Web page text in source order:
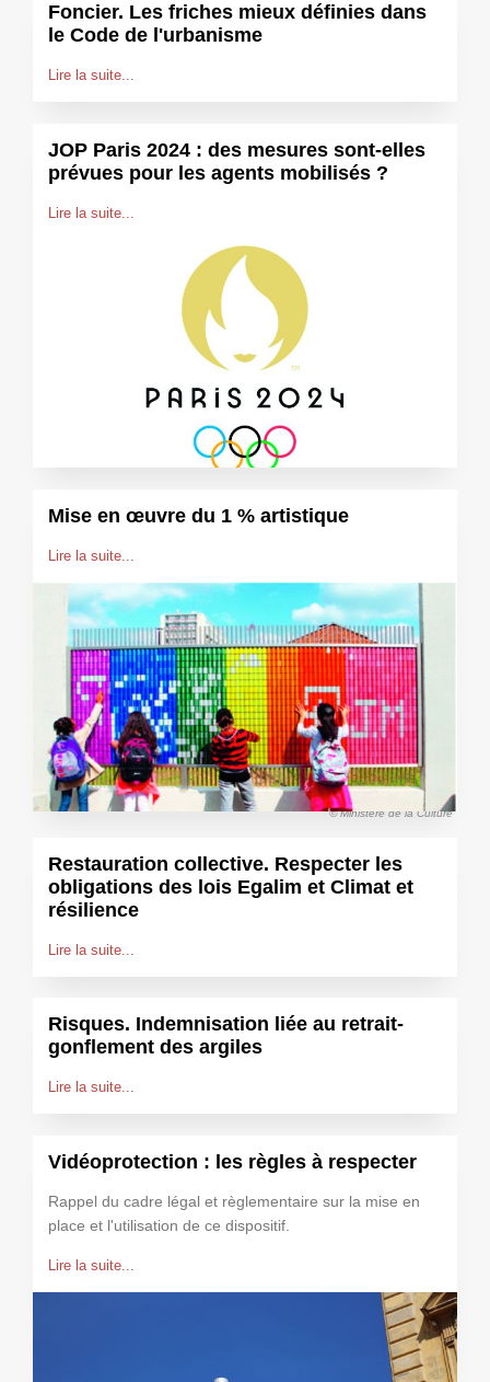
Foncier. Les friches mieux définies dans
le Code de l'urbanisme
Lire la suite...
JOP Paris 2024 : des mesures sont-elles
prévues pour les agents mobilisés ?
Lire la suite...
Mise en œuvre du 1 % artistique
Lire la suite...
© Ministère de la Culture
Restauration collective. Respecter les
obligations des lois Egalim et Climat et
résilience
Lire la suite...
Risques. Indemnisation liée au retrait-
gonflement des argiles
Lire la suite...
Vidéoprotection : les règles à respecter
Rappel du cadre légal et règlementaire sur la mise en
place et l'utilisation de ce dispositif.
Lire la suite...